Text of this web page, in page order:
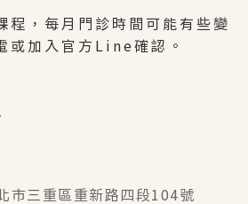
程，每月門診時間可能有些變
或加入官方Line確認。
市三重區重新路四段104號